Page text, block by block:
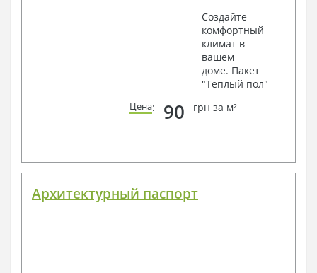
Создайте
комфортный
климат в
вашем
доме. Пакет
"Теплый пол"
Цена: 90 грн за м²
Архитектурный паспорт